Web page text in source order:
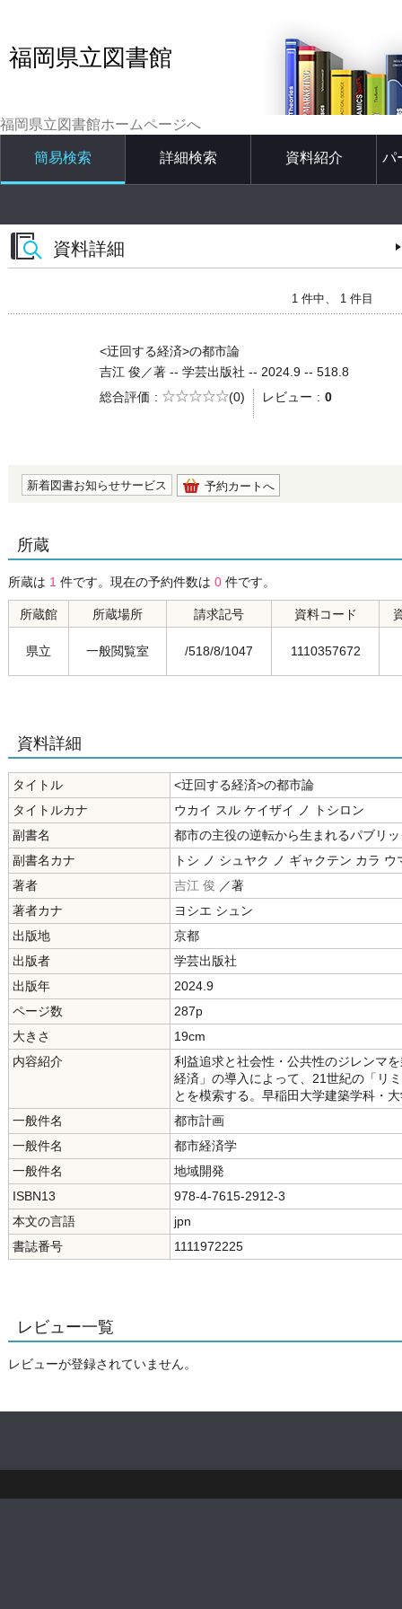
福岡県立図書館
福岡県立図書館ホームページへ
簡易検索 詳細検索 資料紹介 パ
資料詳細
1 件中、 1 件目
<迂回する経済>の都市論
吉江 俊／著 -- 学芸出版社 -- 2024.9 -- 518.8
総合評価
5段階評価
(0) レビュー 0
新着図書お知らせサービス 予約カートへ
所蔵
所蔵は 1 件です。現在の予約件数は 0 件です。
所蔵館 所蔵場所 請求記号 資料コード
県立 一般閲覧室 /518/8/1047 1110357672
資料詳細
タイトル
<迂回する経済>の都市論
タイトルカナ
ウカイ スル ケイザイ ノ トシロン
副書名
都市の主役の逆転から生まれるパブリ
副書名カナ
トシ ノ シュヤク ノ ギャクテン カラ
著者
吉江 俊 ／著
著者カナ
ヨシエ シュン
出版地
京都
出版者
学芸出版社
出版年
2024.9
ページ数
287p
大きさ
19cm
内容紹介
利益追求と社会性・公共性のジレンマ
経済」の導入によって、21世紀の「リ
とを模索する。早稲田大学建築学科・
一般件名
都市計画
一般件名
都市経済学
一般件名
地域開発
ISBN13
978-4-7615-2912-3
本文の言語
jpn
書誌番号
1111972225
レビュー一覧
レビューが登録されていません。